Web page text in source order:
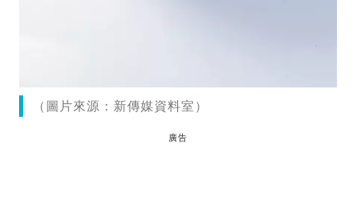
（圖片來源：新傳媒資料室）
廣告